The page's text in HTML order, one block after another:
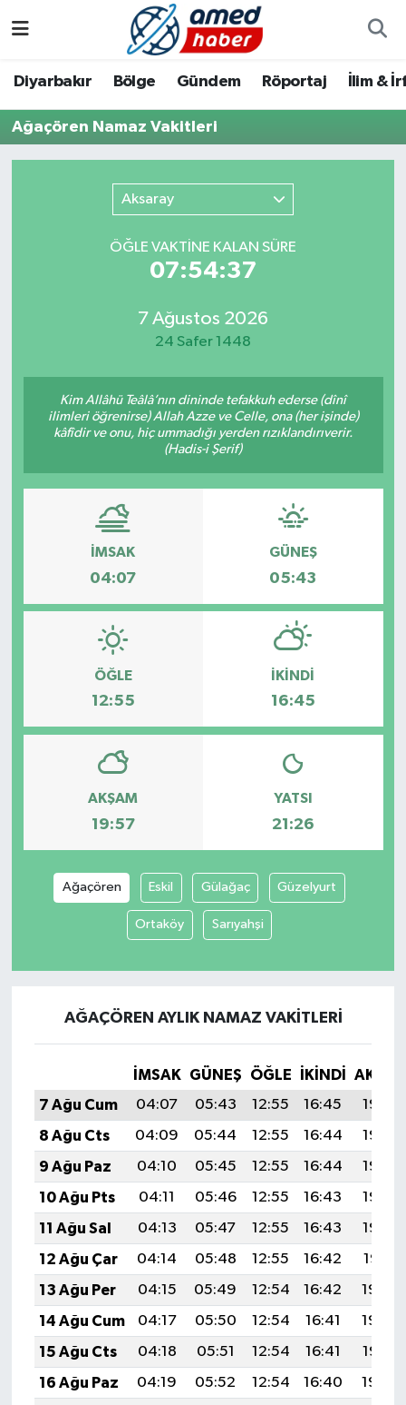
Diyarbakır Bölge Gündem Röportaj İlim &
Ağaçören Namaz Vakitleri
Aksaray
ÖĞLE VAKTİNE KALAN SÜRE
07:54:36
7 Ağustos 2026
24 Safer 1448
Kim Allâhü Teâlâ’nın dininde tefakkuh ederse (dînî
ilimleri öğrenirse) Allah Azze ve Celle, ona (her işinde)
kâfîdir ve onu, hiç ummadığı yerden rızıklandırıverir.
(Hadis-i Şerif)
İMSAK
04:07
GÜNEŞ
05:43
ÖĞLE
12:55
İKINDI
16:45
AKŞAM
19:57
YATSI
21:26
Ağaçören Eskil Gülağaç Güzelyurt
Ortaköy Sarıyahşi
AĞAÇÖREN AYLIK NAMAZ VAKITLERI
İMSAK GÜNEŞ ÖĞLE İKINDI
7 Ağu Cum
04:07 05:43 12:55 16:45
19:57
8 Ağu Cts
04:09 05:44 12:55 16:44
19:56
9 Ağu Paz
04:10 05:45 12:55 16:44
19:55
10 Ağu Pts
04:11 05:46 12:55 16:43
19:53
11 Ağu Sal
04:13 05:47 12:55 16:43
19:52
12 Ağu Çar
04:14 05:48 12:55 16:42
19:51
13 Ağu Per
04:15 05:49 12:54 16:42
19:50
14 Ağu Cum
04:17 05:50 12:54 16:41
19:49
15 Ağu Cts
04:18 05:51 12:54 16:41
19:47
16 Ağu Paz
04:19 05:52 12:54 16:40
19:46
Bölge
Röportaj
Foto Galeri
Yazarlar
Aile
Asayiş
Bilim & Teknoloji
Ekonomi
Genel
Güncel
Gündem
İlim & İrfan
Kültür & Sanat
KURDÎ
Sağlık & Yaşam
Yaşam
Diyarbakır Hava Durumu
Diyarbakır Namaz Vakitleri
Diyarbakır Trafik Yoğunluk Haritası
Süper Lig Puan Durumu ve Fikstür
Son Dakika Haberleri
Haber Arşivi